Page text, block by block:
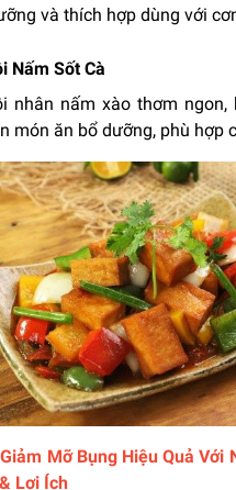
và thích hợp dùng với
Nấm Sốt Cà
nhân nấm xào thơm ngon,
món ăn bổ dưỡng, phù hợp
Giảm Mỡ Bụng Hiệu Quả Với
Lợi Ích